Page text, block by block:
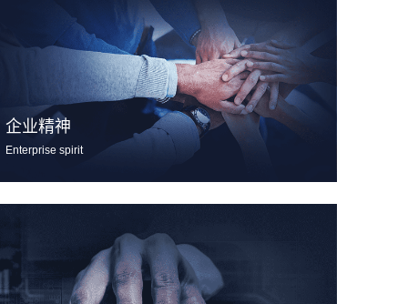
企业精神
Enterprise spirit